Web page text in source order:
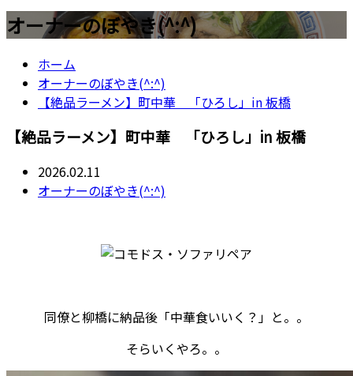
オーナーのぼやき(^:^)
ホーム
オーナーのぼやき(^:^)
【絶品ラーメン】町中華 「ひろし」in 板橋
【絶品ラーメン】町中華 「ひろし」in 板橋
2026.02.11
オーナーのぼやき(^:^)
同僚と柳橋に納品後「中華食いいく？」と。。
そらいくやろ。。